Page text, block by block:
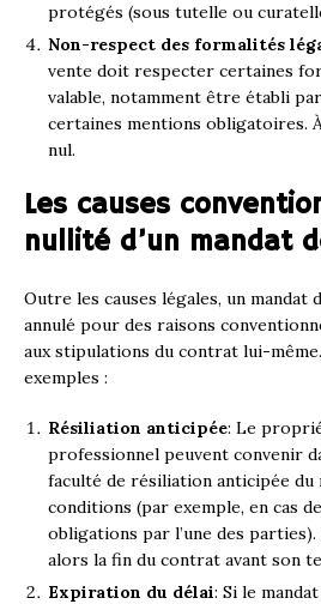
protégés (sous tutelle ou
Non-respect des formalités
vente doit respecter certaines
valable, notamment être établi
certaines mentions obligatoires.
nul.
Les causes
nullité d’un mandat
Outre les causes légales, un mandat
annulé pour des raisons
aux stipulations du contrat lui-
exemples :
Résiliation anticipée: Le
professionnel peuvent convenir
faculté de résiliation anticipée du
conditions (par exemple, en cas
obligations par l’une des
alors la fin du contrat avant son
Expiration du délai: Si le